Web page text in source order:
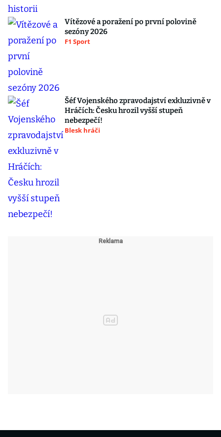
Vítězové a poražení po první polovině
sezóny 2026
F1 Sport
Šéf Vojenského zpravodajství exkluzivně v
Hráčích: Česku hrozil vyšší stupeň
nebezpečí!
Blesk hráči